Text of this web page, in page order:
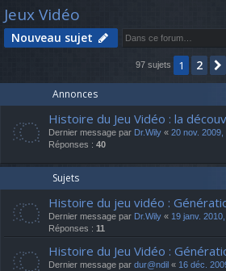
ra
pi
Jeux Vidéo
Nouveau sujet
97 sujets 1 2
Annonces
Histoire du Jeu Vidéo : la
Dernier message par Dr.Wily « 20 nov. 2009,
Réponses : 40
Sujets
Histoire du jeu vidéo :
Dernier message par Dr.Wily « 19 janv.
Réponses : 11
Histoire du Jeu Vidéo :
Dernier message par dur@ndil « 16 déc.